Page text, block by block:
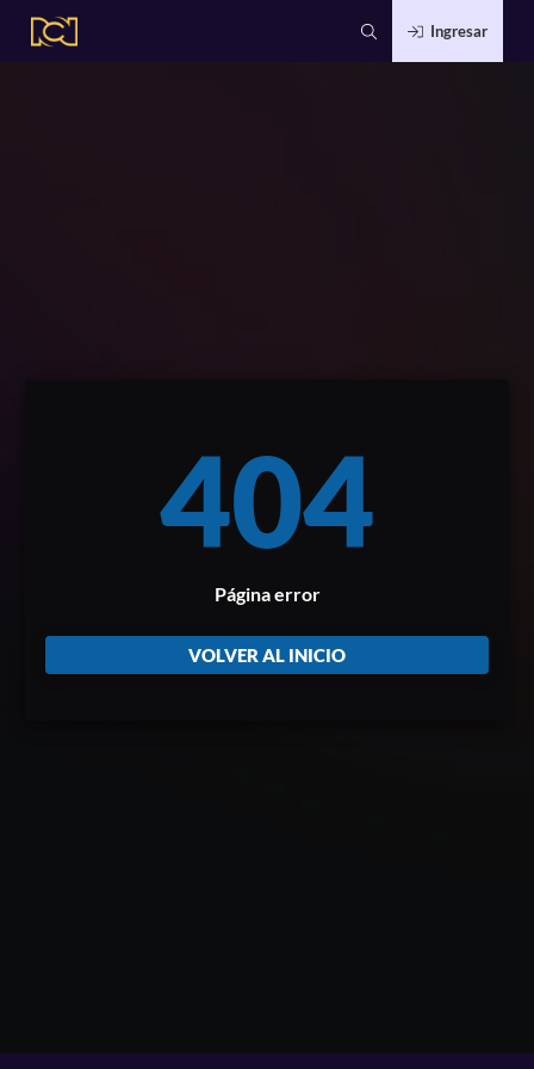
Ingresar
404
Página error
VOLVER AL INICIO